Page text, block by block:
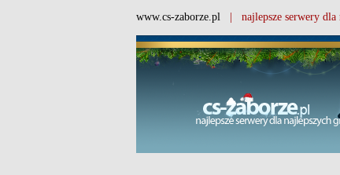
www.cs-zaborze.pl | najlepsze serwery dla